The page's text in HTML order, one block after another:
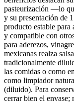
pasteurización —lo
y su presentación de
producto estable para
y compatible con
para aderezos,
mexicanas realza
tradicionalmente
las comidas o como
como limpiador
(diluido). Para
cerrar bien el envase;